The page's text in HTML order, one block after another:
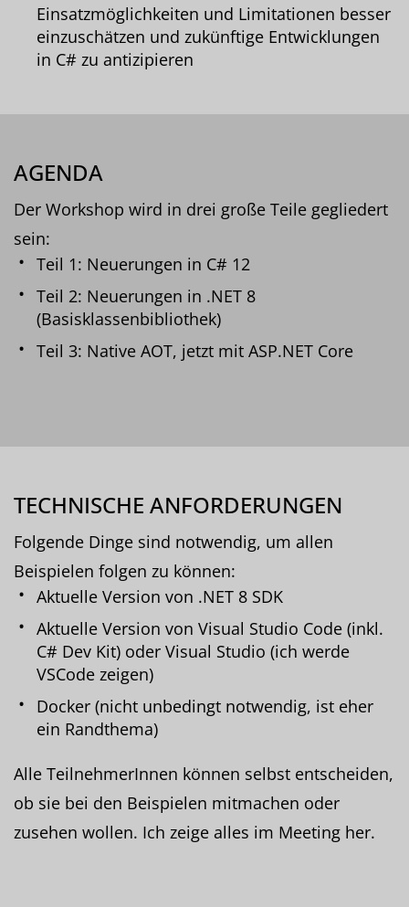
Einsatzmöglichkeiten und Limitationen besser
einzuschätzen und zukünftige Entwicklungen
in C# zu antizipieren
AGENDA
Der Workshop wird in drei große Teile gegliedert
sein:
Teil 1: Neuerungen in C# 12
Teil 2: Neuerungen in .NET 8
(Basisklassenbibliothek)
Teil 3: Native AOT, jetzt mit ASP.NET Core
TECHNISCHE ANFORDERUNGEN
Folgende Dinge sind notwendig, um allen
Beispielen folgen zu können:
Aktuelle Version von .NET 8 SDK
Aktuelle Version von Visual Studio Code (inkl.
C# Dev Kit) oder Visual Studio (ich werde
VSCode zeigen)
Docker (nicht unbedingt notwendig, ist eher
ein Randthema)
Alle TeilnehmerInnen können selbst entscheiden,
ob sie bei den Beispielen mitmachen oder
zusehen wollen. Ich zeige alles im Meeting her.